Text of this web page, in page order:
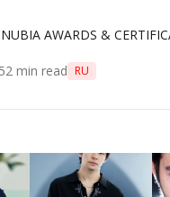
AWARDS &
2 min read RU